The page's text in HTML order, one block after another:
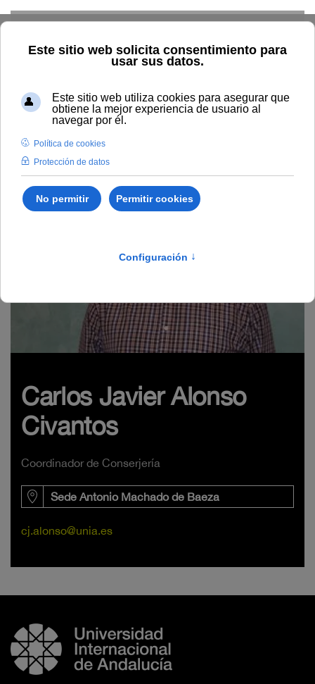
Home La UNIA Directorio Sede Baeza
Carlos Javier
Alonso Civantos
Carlos Javier Alonso
Civantos
Coordinador de Conserjería
Sede Antonio Machado de Baeza
cj.alonso@unia.es